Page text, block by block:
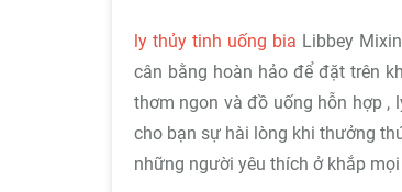
ly thủy tinh uống bia Libbey
cân bằng hoàn hảo để đặt trên
thơm ngon và đồ uống hỗn hợp ,
cho bạn sự hài lòng khi thưởng
những người yêu thích ở khắp